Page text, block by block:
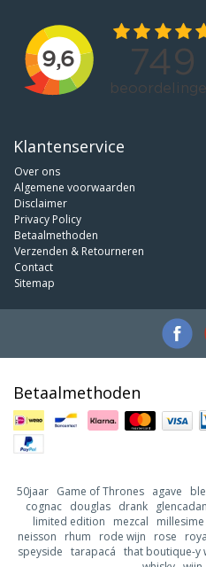
Klantenservice
Over ons
Algemene voorwaarden
Disclaimer
Privacy Policy
Betaalmethoden
Verzenden & Retourneren
Contact
Sitemap
Betaalmethoden
50jaar Game of Thrones agave
cognac douglas drank
limited edition
mezcal millesime
neisson
rhum rode wijn rose
speyside tarapacá that boutique-y